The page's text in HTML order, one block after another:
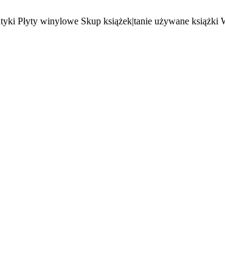
Płyty winylowe Skup książek|tanie używane książki